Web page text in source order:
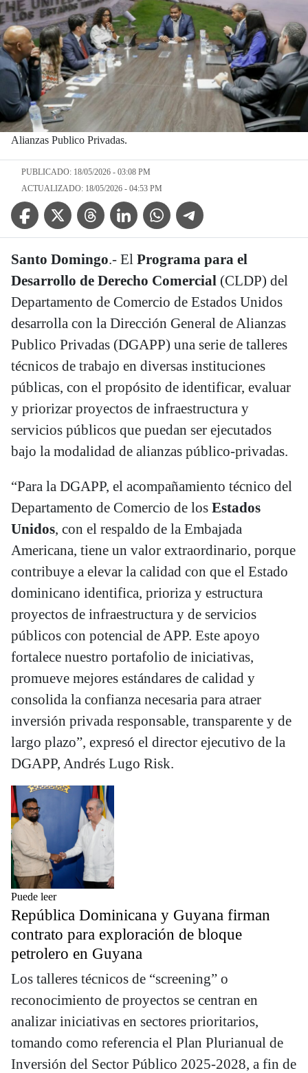
Alianzas Publico Privadas.
PUBLICADO: 18/05/2026 - 03:08 PM
ACTUALIZADO: 18/05/2026 - 04:53 PM
Facebook IconTwitter IconThreads IconLinkedin IconWhatsApp IconTelegram Icon
Santo Domingo.- El Programa para el
Desarrollo de Derecho Comercial (CLDP) del
Departamento de Comercio de Estados Unidos
desarrolla con la Dirección General de Alianzas
Publico Privadas (DGAPP) una serie de talleres
técnicos de trabajo en diversas instituciones
públicas, con el propósito de identificar, evaluar
y priorizar proyectos de infraestructura y
servicios públicos que puedan ser ejecutados
bajo la modalidad de alianzas público-privadas.
“Para la DGAPP, el acompañamiento técnico del
Departamento de Comercio de los Estados
Unidos, con el respaldo de la Embajada
Americana, tiene un valor extraordinario, porque
contribuye a elevar la calidad con que el Estado
dominicano identifica, prioriza y estructura
proyectos de infraestructura y de servicios
públicos con potencial de APP. Este apoyo
fortalece nuestro portafolio de iniciativas,
promueve mejores estándares de calidad y
consolida la confianza necesaria para atraer
inversión privada responsable, transparente y de
largo plazo”, expresó el director ejecutivo de la
DGAPP, Andrés Lugo Risk.
Puede leer
República Dominicana y Guyana firman
contrato para exploración de bloque
petrolero en Guyana
Los talleres técnicos de “screening” o
reconocimiento de proyectos se centran en
analizar iniciativas en sectores prioritarios,
tomando como referencia el Plan Plurianual de
Inversión del Sector Público 2025-2028, a fin de